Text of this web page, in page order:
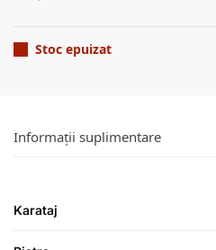
Stoc epuizat
Informații suplimentare
Karataj